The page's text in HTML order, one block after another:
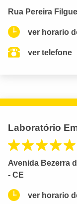
Rua Pereira
ver horario
ver telefone
Laboratório
Avenida Bezerra
- CE
ver horario